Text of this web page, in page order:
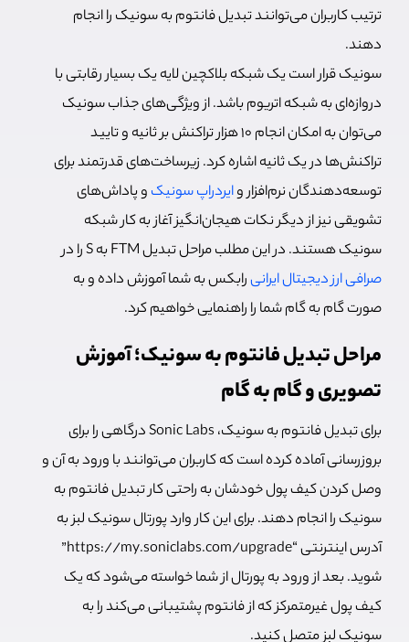
ترتیب کاربران می‌توانند تبدیل فانتوم به سونیک را انجام
دهند.
سونیک قرار است یک شبکه بلاکچین لایه یک بسیار رقابتی با
دروازه‌ای به شبکه اتریوم باشد. از ویژگی‌های جذاب سونیک
می‌توان به امکان انجام 10 هزار تراکنش بر ثانیه و تایید
تراکنش‌ها در یک ثانیه اشاره کرد. زیرساخت‌های قدرتمند برای
توسعه‌دهندگان نرم‌افزار وایردراپ‌ سونیک و پاداش‌های
تشویقی نیز از دیگر نکات هیجان‌انگیز آغاز به کار شبکه
سونیک هستند. در این مطلب مراحل تبدیل FTM به S را در
صرافی ارز دیجیتال ایرانیرابکس به شما آموزش داده و به
صورت گام به گام شما را راهنمایی خواهیم کرد.
مراحل تبدیل فانتوم به سونیک؛ آموزش
تصویری و گام به گام
برای تبدیل فانتوم به سونیک، Sonic Labs درگاهی را برای
بروزرسانی آماده کرده است که کاربران می‌توانند با ورود به آن و
وصل کردن کیف پول خودشان به راحتی کار تبدیل فانتوم به
سونیک را انجام دهند. برای این کار وارد پورتال سونیک لبز به
آدرس اینترنتی “https://my.soniclabs.com/upgrade”
شوید. بعد از ورود به پورتال از شما خواسته می‌شود که یک
کیف پول غیرمتمرکز که از فانتوم پشتیبانی می‌کند را به
سونیک لبز متصل کنید.